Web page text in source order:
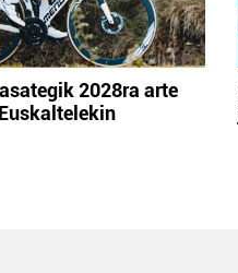
2028ra arte